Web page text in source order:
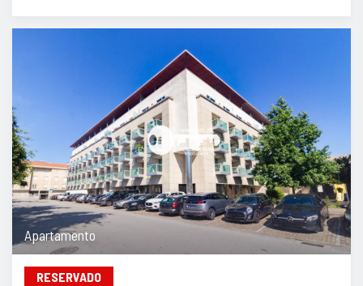
Apartamento
RESERVADO